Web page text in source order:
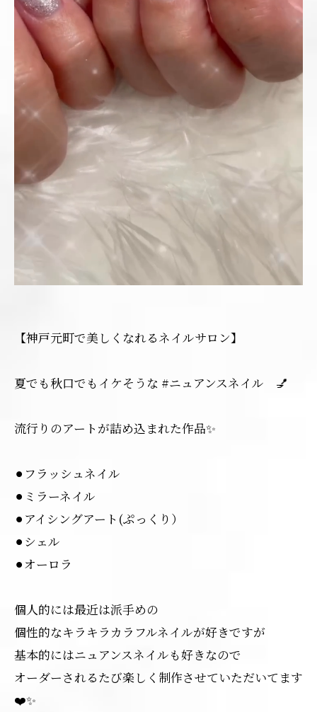
【神戸元町で美しくなれるネイルサロン】
夏でも秋口でもイケそうな #ニュアンスネイル 💅
流行りのアートが詰め込まれた作品✨
⚫︎フラッシュネイル
⚫︎ミラーネイル
⚫︎アイシングアート(ぷっくり）
⚫︎シェル
⚫︎オーロラ
個人的には最近は派手めの
個性的なキラキラカラフルネイルが好きですが
基本的にはニュアンスネイルも好きなので
オーダーされるたび楽しく制作させていただいてます
❤️✨